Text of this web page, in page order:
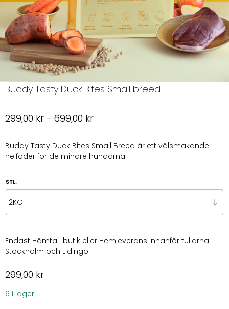
Buddy Tasty Duck Bites Small breed
299,00 kr – 699,00 krPrisintervall:
till
699,00 kr
Buddy Tasty Duck Bites Small Breed är ett välsmakande
helfoder för de mindre hundarna.
STL.
Endast Hämta i butik eller Hemleverans innanför tullarna i
Stockholm och Lidingö!
299,00 kr
6 i lager